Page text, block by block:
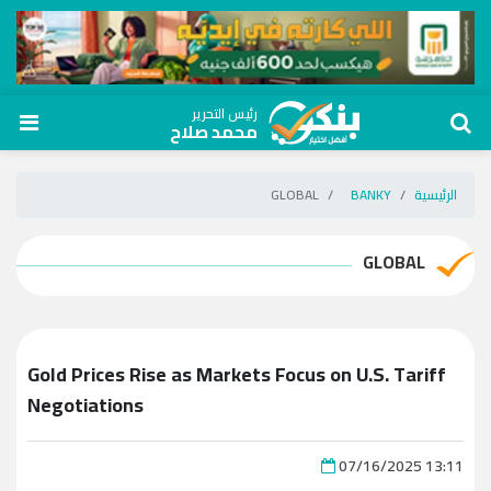
رئيس التحرير
محمد صلاح
الرئيسية BANKY
GLOBAL
GLOBAL
Gold Prices Rise as Markets Focus on U.S. Tariff
Negotiations
07/16/2025 13:11